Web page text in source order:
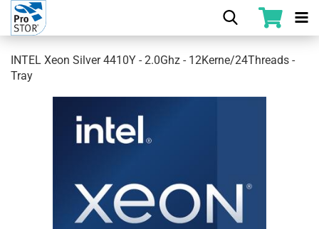
INTEL Xeon Silver 4410Y - 2.0Ghz - 12Kerne/24Threads -
Tray